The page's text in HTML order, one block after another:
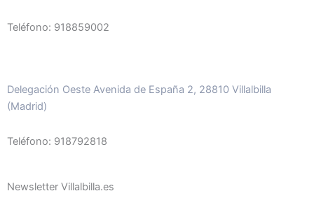
Teléfono: 918859002
Delegación Oeste Avenida de España 2, 28810 Villalbilla
(Madrid)
Teléfono: 918792818
Newsletter Villalbilla.es